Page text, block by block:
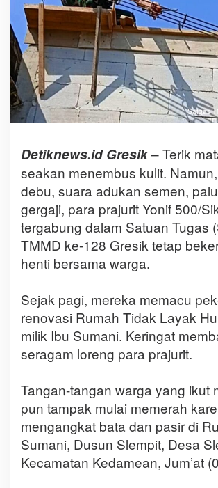
Satgas
‎Detiknews.id Gresik– Terik
seakan menembus kulit.
debu, suara adukan semen,
gergaji, para prajurit Yonif 500/
tergabung dalam Satuan Tugas
TMMD ke-128 Gresik tetap
henti bersama warga.
‎Sejak pagi, mereka memacu
renovasi Rumah Tidak Layak
milik Ibu Sumani. Keringat
seragam loreng para prajurit.
‎Tangan-tangan warga yang ikut
pun tampak mulai memerah
mengangkat bata dan pasir di
Sumani, Dusun Slempit, Desa
Kecamatan Kedamean, Jum’at